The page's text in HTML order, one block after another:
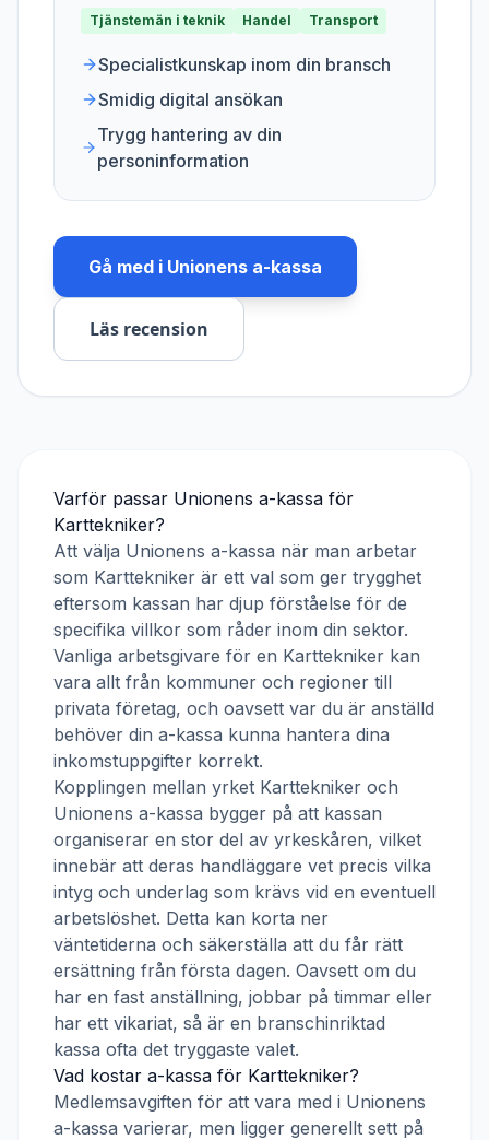
Tjänstemän i teknik Handel Transport
Specialistkunskap inom din bransch
Smidig digital ansökan
Trygg hantering av din
personinformation
Gå med i Unionens a-kassa
Läs recension
Varför passar Unionens a-kassa för
Karttekniker?
Att välja Unionens a-kassa när man arbetar
som Karttekniker är ett val som ger trygghet
eftersom kassan har djup förståelse för de
specifika villkor som råder inom din sektor.
Vanliga arbetsgivare för en Karttekniker kan
vara allt från kommuner och regioner till
privata företag, och oavsett var du är anställd
behöver din a-kassa kunna hantera dina
inkomstuppgifter korrekt.
Kopplingen mellan yrket Karttekniker och
Unionens a-kassa bygger på att kassan
organiserar en stor del av yrkeskåren, vilket
innebär att deras handläggare vet precis vilka
intyg och underlag som krävs vid en eventuell
arbetslöshet. Detta kan korta ner
väntetiderna och säkerställa att du får rätt
ersättning från första dagen. Oavsett om du
har en fast anställning, jobbar på timmar eller
har ett vikariat, så är en branschinriktad
kassa ofta det tryggaste valet.
Vad kostar a-kassa för Karttekniker?
Medlemsavgiften för att vara med i Unionens
a-kassa varierar, men ligger generellt sett på